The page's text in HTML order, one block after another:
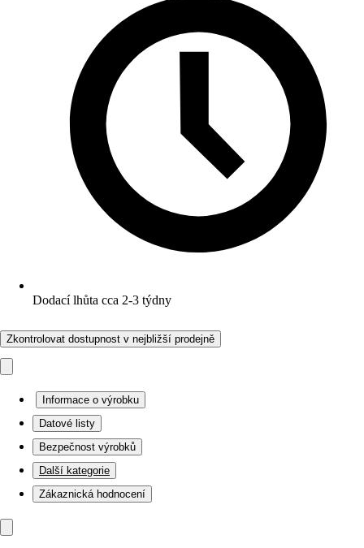
Dodací lhůta cca 2-3 týdny
Zkontrolovat dostupnost v nejbližší prodejně
Informace o výrobku
Datové listy
Bezpečnost výrobků
Další kategorie
Zákaznická hodnocení